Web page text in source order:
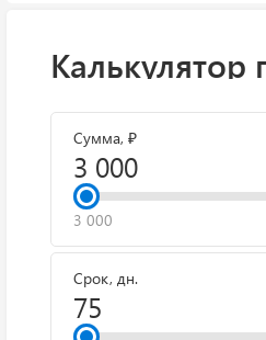
Калькулятор
Сумма, ₽
3 000
Срок, дн.